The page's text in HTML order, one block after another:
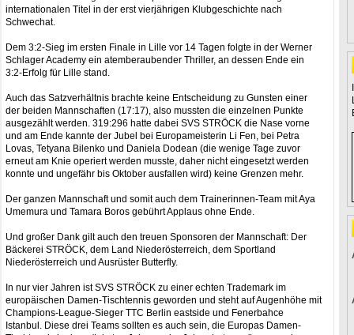
internationalen Titel in der erst vierjährigen Klubgeschichte nach
Schwechat.
Dem 3:2-Sieg im ersten Finale in Lille vor 14 Tagen folgte in der Werner
Schlager Academy ein atemberaubender Thriller, an dessen Ende ein
3:2-Erfolg für Lille stand.
Auch das Satzverhältnis brachte keine Entscheidung zu Gunsten einer
der beiden Mannschaften (17:17), also mussten die einzelnen Punkte
ausgezählt werden. 319:296 hatte dabei SVS STRÖCK die Nase vorne
und am Ende kannte der Jubel bei Europameisterin Li Fen, bei Petra
Lovas, Tetyana Bilenko und Daniela Dodean (die wenige Tage zuvor
erneut am Knie operiert werden musste, daher nicht eingesetzt werden
konnte und ungefähr bis Oktober ausfallen wird) keine Grenzen mehr.
Der ganzen Mannschaft und somit auch dem Trainerinnen-Team mit Aya
Umemura und Tamara Boros gebührt Applaus ohne Ende.
Und großer Dank gilt auch den treuen Sponsoren der Mannschaft: Der
Bäckerei STRÖCK, dem Land Niederösterreich, dem Sportland
Niederösterreich und Ausrüster Butterfly.
In nur vier Jahren ist SVS STRÖCK zu einer echten Trademark im
europäischen Damen-Tischtennis geworden und steht auf Augenhöhe mit
Champions-League-Sieger TTC Berlin eastside und Fenerbahce
Istanbul. Diese drei Teams sollten es auch sein, die Europas Damen-